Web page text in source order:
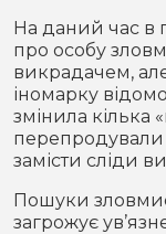
На даний час в
про особу
викрадачем,
іномарку
змінила кілька
перепродували
замісти сліди
Пошуки
загрожує